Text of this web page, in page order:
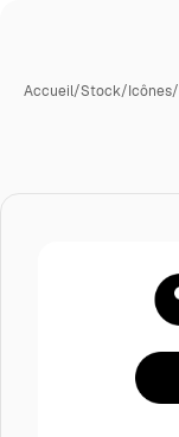
Accueil/Stock/Icônes/